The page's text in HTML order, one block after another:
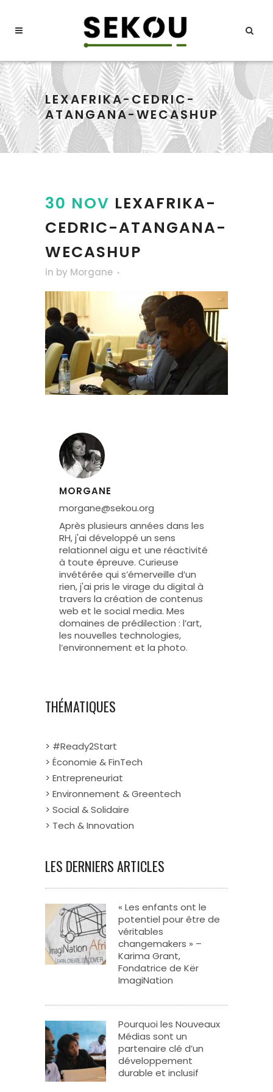
LEXAFRIKA-CEDRIC-
ATANGANA-WECASHUP
30 NOV LEXAFRIKA-
CEDRIC-ATANGANA-
WECASHUP
in by Morgane
MORGANE
morgane@sekou.org
Après plusieurs années dans les
RH, j'ai développé un sens
relationnel aigu et une réactivité
à toute épreuve. Curieuse
invétérée qui s’émerveille d’un
rien, j'ai pris le virage du digital à
travers la création de contenus
web et le social media. Mes
domaines de prédilection : l’art,
les nouvelles technologies,
l’environnement et la photo.
THÉMATIQUES
> #Ready2Start
> Économie & FinTech
> Entrepreneuriat
> Environnement & Greentech
> Social & Solidaire
> Tech & Innovation
LES DERNIERS ARTICLES
« Les enfants ont le
potentiel pour être de
véritables
changemakers » –
Karima Grant,
Fondatrice de Kër
ImagiNation
Pourquoi les Nouveaux
Médias sont un
partenaire clé d’un
développement
durable et inclusif